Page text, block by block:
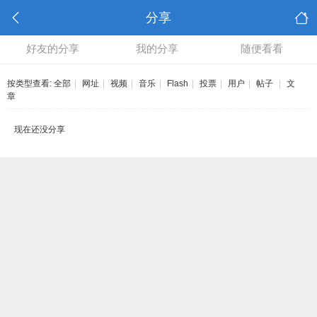
分享
好友的分享 我的分享 随便看看
按类型查看: 全部 网址 视频 音乐 Flash 投票 用户 帖子
文
章
现在还没分享